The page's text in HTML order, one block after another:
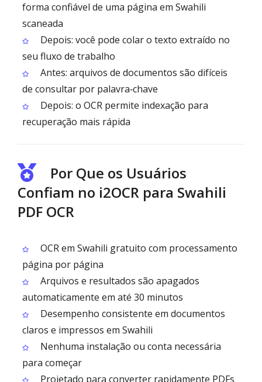
forma confiável de uma página em Swahili
scaneada
Depois: você pode colar o texto extraído no
seu fluxo de trabalho
Antes: arquivos de documentos são difíceis
de consultar por palavra‑chave
Depois: o OCR permite indexação para
recuperação mais rápida
Por Que os Usuários
Confiam no i2OCR para Swahili
PDF OCR
OCR em Swahili gratuito com processamento
página por página
Arquivos e resultados são apagados
automaticamente em até 30 minutos
Desempenho consistente em documentos
claros e impressos em Swahili
Nenhuma instalação ou conta necessária
para começar
Projetado para converter rapidamente PDFs